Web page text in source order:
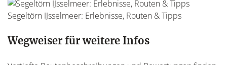
Segeltörn IJsselmeer: Erlebnisse, Routen & Tipps
Wegweiser für weitere Infos